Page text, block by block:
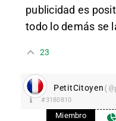
publicidad es
todo lo demás se
23
PetitCitoyen
#3180810
Miembro